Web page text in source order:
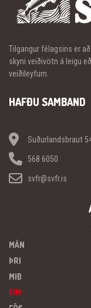
Tilgangur félagsins er
skyni veiðivötn á leigu
veiðileyfum.
HAFÐU SAMBAND
Suðurlandsbraut
568 6050
svfr@svfr.is
MÁN
ÞRI
MIÐ
FIM